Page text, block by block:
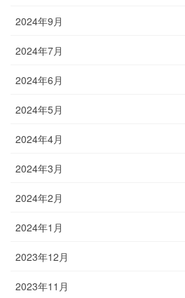
2024年9月
2024年7月
2024年6月
2024年5月
2024年4月
2024年3月
2024年2月
2024年1月
2023年12月
2023年11月